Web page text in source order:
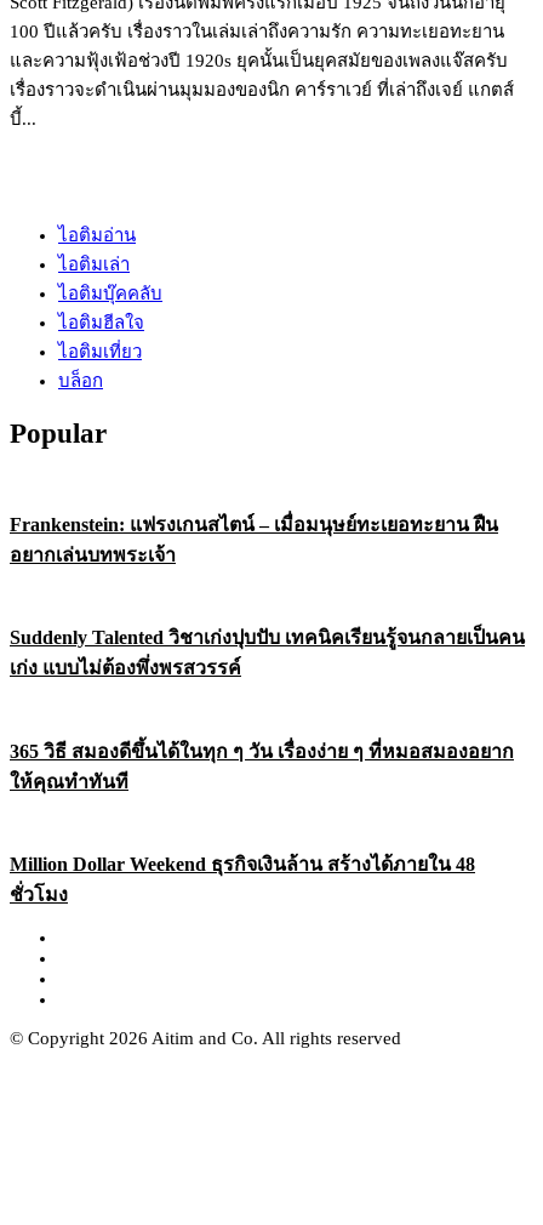
100 ปีแล้วครับ เรื่องราวในเล่มเล่าถึงความรัก ความทะเยอทะยาน
และความฟุ้งเฟ้อช่วงปี 1920s ยุคนั้นเป็นยุคสมัยของเพลงแจ๊สครับ
เรื่องราวจะดำเนินผ่านมุมมองของนิก คาร์ราเวย์ ที่เล่าถึงเจย์ แกตส์
บี้...
ไอติมอ่าน
ไอติมเล่า
ไอติมบุ๊คคลับ
ไอติมฮีลใจ
ไอติมเที่ยว
บล็อก
Popular
Frankenstein: แฟรงเกนสไตน์ – เมื่อมนุษย์ทะเยอทะยาน ฝืน
อยากเล่นบทพระเจ้า
Suddenly Talented วิชาเก่งปุบปับ เทคนิคเรียนรู้จนกลายเป็นคน
เก่ง แบบไม่ต้องพึ่งพรสวรรค์
365 วิธี สมองดีขึ้นได้ในทุก ๆ วัน เรื่องง่าย ๆ ที่หมอสมองอยาก
ให้คุณทำทันที
Million Dollar Weekend ธุรกิจเงินล้าน สร้างได้ภายใน 48
ชั่วโมง
© Copyright 2026 Aitim and Co. All rights reserved